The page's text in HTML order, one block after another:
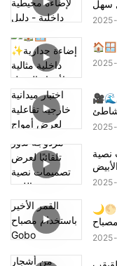
2025
2025
🎥🌊تجربة اختبار ميدانية خارجية تفاعلية لعرض
2025
نصية
2025
خسوف القمر الأخير باستخدام
2025